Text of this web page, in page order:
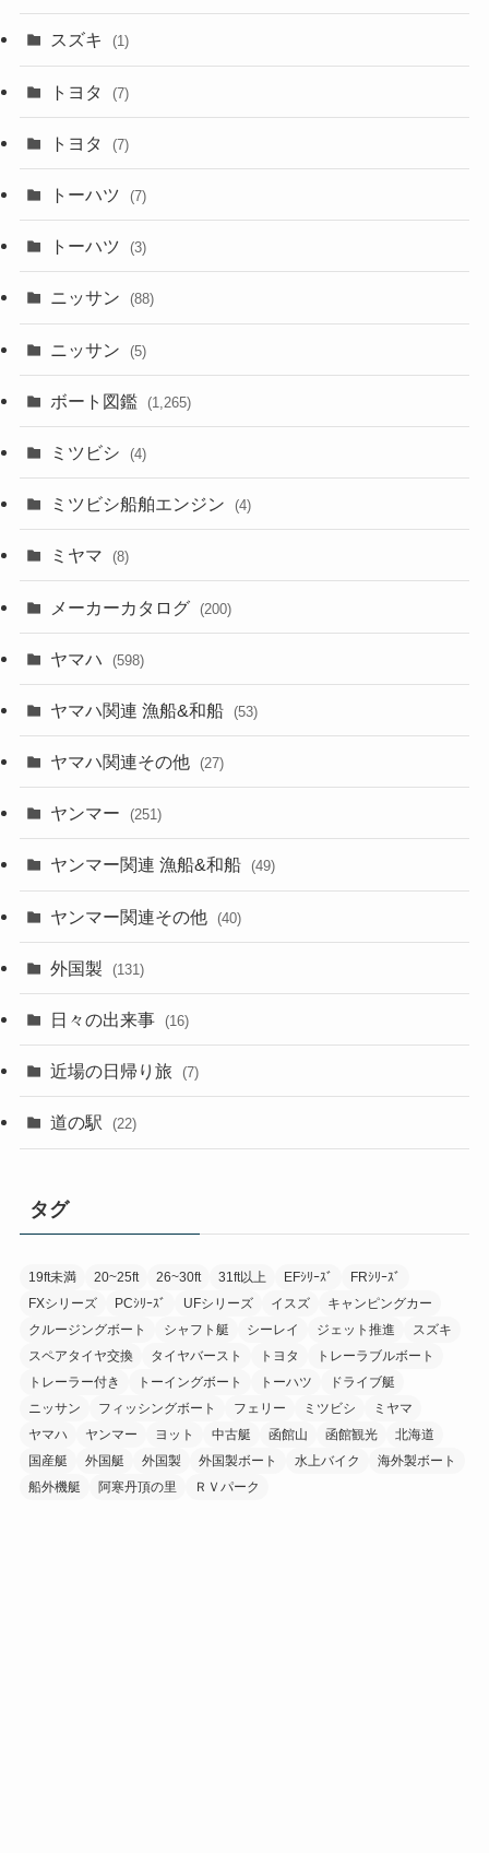
スズキ (1)
トヨタ (7)
トヨタ (7)
トーハツ (7)
トーハツ (3)
ニッサン (88)
ニッサン (5)
ボート図鑑 (1,265)
ミツビシ (4)
ミツビシ船舶エンジン (4)
ミヤマ (8)
メーカーカタログ (200)
ヤマハ (598)
ヤマハ関連 漁船&和船 (53)
ヤマハ関連その他 (27)
ヤンマー (251)
ヤンマー関連 漁船&和船 (49)
ヤンマー関連その他 (40)
外国製 (131)
日々の出来事 (16)
近場の日帰り旅 (7)
道の駅 (22)
タグ
19ft未満 20~25ft 26~30ft 31ft以上 EFｼﾘｰｽﾞ
FRｼﾘｰｽﾞ
FXシリーズ
PCｼﾘｰｽﾞ UFシリーズ イスズ
キャンピングカー
クルージングボート
シャフト艇 シーレイ ジェット推進
スズキ
スペアタイヤ交換
タイヤバースト トヨタ
トレーラブルボート
トレーラー付き
トーイングボート トーハツ
ドライブ艇
ニッサン
フィッシングボート フェリー ミツビシ
ミヤマ
ヤマハ
ヤンマー ヨット 中古艇 函館山 函館観光
北海道
国産艇
外国艇 外国製 外国製ボート 水上バイク
海外製ボート
船外機艇
阿寒丹頂の里 ＲＶパーク